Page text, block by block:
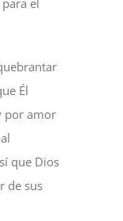
el
Él
por amor
que Dios
de sus